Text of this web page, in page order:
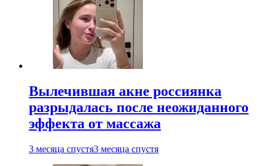
Вылечившая акне россиянка
разрыдалась после неожиданного
эффекта от массажа
3 месяца спустя3 месяца спустя